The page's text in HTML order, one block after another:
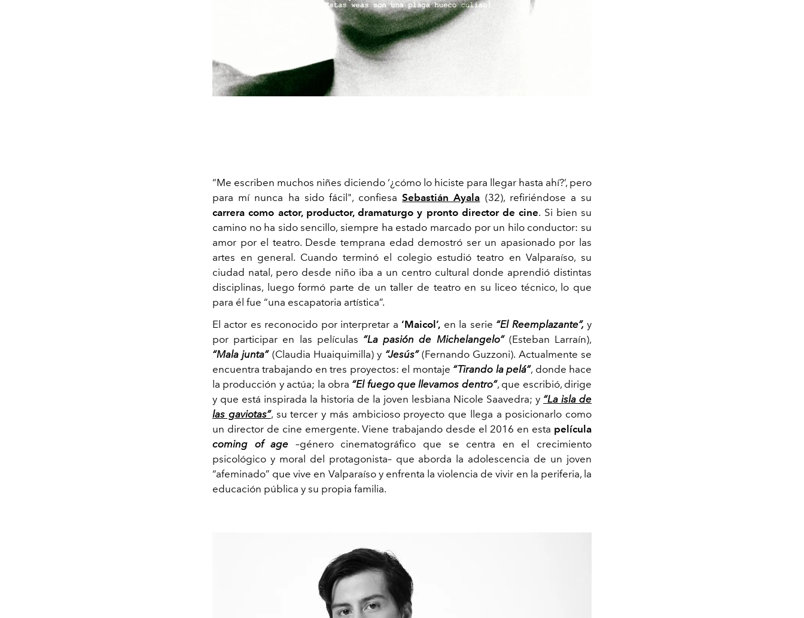
“Me escriben muchos niñes diciendo ‘¿cómo lo hiciste para llegar hasta ahí?’, pero
para mí nunca ha sido fácil", confiesaSebastián Ayala (32), refiriéndose a su
carrera como actor, productor, dramaturgo y pronto director de cine. Si bien su
camino no ha sido sencillo, siempre ha estado marcado por un hilo conductor: su
amor por el teatro. Desde temprana edad demostró ser un apasionado por las
artes en general. Cuando terminó el colegio estudió teatro en Valparaíso, su
ciudad natal, pero desde niño iba a un centro cultural donde aprendió distintas
disciplinas, luego formó parte de un taller de teatro en su liceo técnico, lo que
para él fue “una escapatoria artística”.
El actor es reconocido por interpretar a‘Maicol’, en la serie “El Reemplazante”,y
por participar en las películas “La pasión de Michelangelo”(Esteban Larraín),
“Mala junta” (Claudia Huaiquimilla) y “Jesús”(Fernando Guzzoni). Actualmente se
encuentra trabajando en tres proyectos: el montaje “Tirando la pelá”, donde hace
la producción y actúa; la obra “El fuego que llevamos dentro”, que escribió, dirige
y que está inspirada la historia de la joven lesbiana Nicole Saavedra; y “La isla de
las gaviotas”, su tercer y más ambicioso proyecto que llega a posicionarlo como
un director de cine emergente. Viene trabajando desde el 2016 en esta película
coming of age –género cinematográfico que se centra en el crecimiento
psicológico y moral del protagonista– que aborda la adolescencia de un joven
“afeminado” que vive en Valparaíso y enfrenta la violencia de vivir en la periferia, la
educación pública y su propia familia.